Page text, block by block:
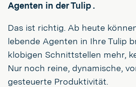
Agenten in der Tulip .
Das ist richtig. Ab heute
lebende Agenten in Ihre Tulip
klobigen Schnittstellen mehr,
Nur noch reine, dynamische,
gesteuerte Produktivität.